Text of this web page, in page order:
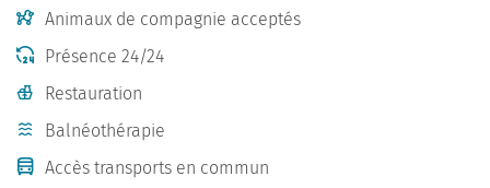
Animaux de compagnie acceptés
Présence 24/24
Restauration
Balnéothérapie
Accès transports en commun